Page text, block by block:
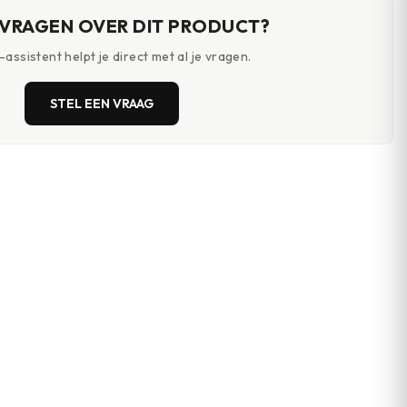
OVER DIT PRODUCT?
assistent helpt je direct met al je vragen.
STEL EEN VRAAG